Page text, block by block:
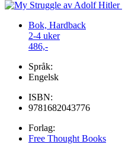
Bok, Hardback
2-4 uker
486,-
Språk:
Engelsk
ISBN:
9781682043776
Forlag:
Free Thought Books